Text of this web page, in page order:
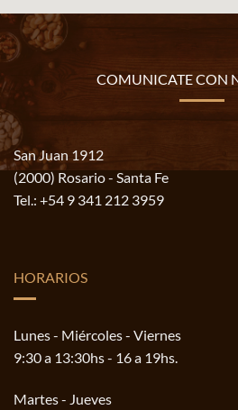
COMUNICATE CON
San Juan 1912
(2000) Rosario - Santa Fe
Tel.: +54 9 341 212 3959
HORARIOS
Lunes - Miércoles - Viernes
9:30 a 13:30hs - 16 a 19hs.
Martes - Jueves